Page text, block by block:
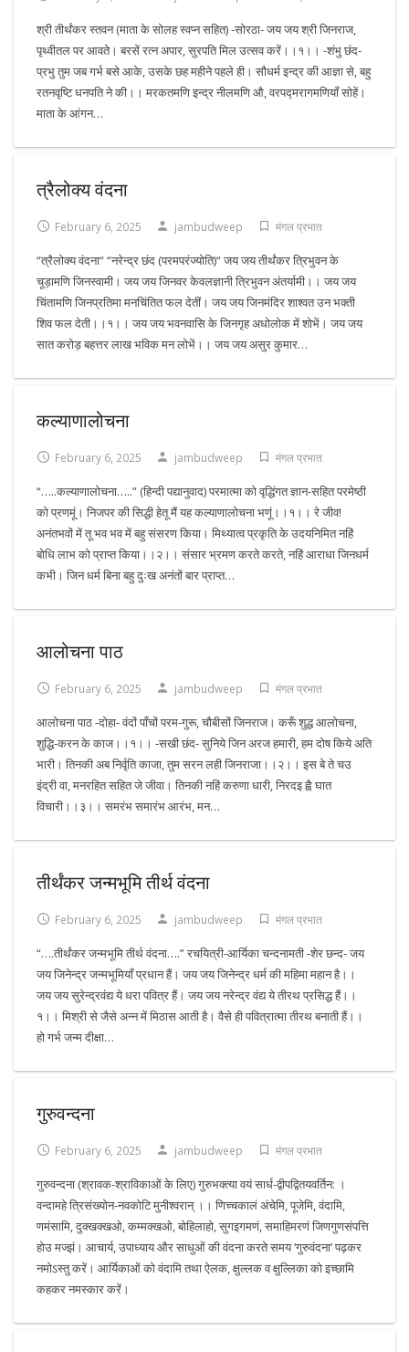
श्री तीर्थंकर स्तवन (माता के सोलह स्वप्न सहित) -सोरठा- जय जय श्री जिनराज,
पृथ्वीतल पर आवते। बरसें रत्न अपार, सुरपति मिल उत्सव करें।।१।। -शंभु छंद-
प्रभु तुम जब गर्भ बसे आके, उसके छह महीने पहले ही। सौधर्म इन्द्र की आज्ञा से, बहु
रतनवृष्टि धनपति ने की।। मरकतमणि इन्द्र नीलमणि औ, वरपद्मरागमणियाँ सोहें।
माता के आंगन…
त्रैलोक्य वंदना
February 6, 2025 jambudweep मंगल प्रभात
“त्रैलोक्य वंदना“ “नरेन्द्र छंद (परमपरंज्योति)“ जय जय तीर्थंकर त्रिभुवन के
चूड़ामणि जिनस्वामी। जय जय जिनवर केवलज्ञानी त्रिभुवन अंतर्यामी।। जय जय
चिंतामणि जिनप्रतिमा मनचिंतित फल देतीं। जय जय जिनमंदिर शाश्वत उन भक्ती
शिव फल देती।।१।। जय जय भवनवासि के जिनगृह अधोलोक में शोभें। जय जय
सात करोड़ बहत्तर लाख भविक मन लोभें।। जय जय असुर कुमार…
कल्याणालोचना
February 6, 2025 jambudweep मंगल प्रभात
“…..कल्याणालोचना…..” (हिन्दी पद्यानुवाद) परमात्मा को वृद्धिंगत ज्ञान-सहित परमेष्ठी
को प्रणमूं। निजपर की सिद्धी हेतू मैं यह कल्याणालोचना भणूं।।१।। रे जीव!
अनंतभवों में तू भव भव में बहु संसरण किया। मिथ्यात्व प्रकृति के उदयनिमित नहिं
बोधि लाभ को प्राप्त किया।।२।। संसार भ्रमण करते करते, नहिं आराधा जिनधर्म
कभी। जिन धर्म बिना बहु दुःख अनंतों बार प्राप्त…
आलोचना पाठ
February 6, 2025 jambudweep मंगल प्रभात
आलोचना पाठ -दोहा- वंदों पाँचों परम-गुरू, चौबीसों जिनराज। करूँ शुद्ध आलोचना,
शुद्धि-करन के काज।।१।। -सखी छंद- सुनिये जिन अरज हमारी, हम दोष किये अति
भारी। तिनकी अब निर्वृति काजा, तुम सरन लही जिनराजा।।२।। इस बे ते चउ
इंद्री वा, मनरहित सहित जे जीवा। तिनकी नहिं करुणा धारी, निरदइ ह्वै घात
विचारी।।३।। समरंभ समारंभ आरंभ, मन…
तीर्थंकर जन्मभूमि तीर्थ वंदना
February 6, 2025 jambudweep मंगल प्रभात
“….तीर्थंकर जन्मभूमि तीर्थ वंदना….” रचयित्री-आर्यिका चन्दनामती -शेर छन्द- जय
जय जिनेन्द्र जन्मभूमियाँ प्रधान हैं। जय जय जिनेन्द्र धर्म की महिमा महान है।।
जय जय सुरेन्द्रवंद्य ये धरा पवित्र हैं। जय जय नरेन्द्र वंद्य ये तीरथ प्रसिद्ध हैं।।
१।। मिश्री से जैसे अन्न में मिठास आती है। वैसे ही पवित्रात्मा तीरथ बनाती हैं।।
हो गर्भ जन्म दीक्षा…
गुरुवन्दना
February 6, 2025 jambudweep मंगल प्रभात
गुरुवन्दना (श्रावक-श्राविकाओं के लिए) गुरुभक्त्या वयं सार्ध-द्वीपद्वितयवर्तिन: ।
वन्दामहे त्रिसंख्योन-नवकोटि मुनीश्वरान् ।। णिच्चकालं अंचेमि, पूजेमि, वंदामि,
णमंसामि, दुक्खक्खओ, कम्मक्खओ, बोहिलाहो, सुगइगमणं, समाहिमरणं जिणगुणसंपत्ति
होउ मज्झं। आचार्य, उपाध्याय और साधुओं की वंदना करते समय ‘गुरुवंदना’ पढ़कर
नमोऽस्तु करें। आर्यिकाओं को वंदामि तथा ऐलक, क्षुल्लक व क्षुल्लिका को इच्छामि
कहकर नमस्कार करें।